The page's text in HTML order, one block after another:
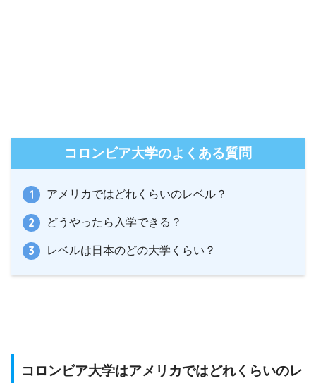
コロンビア大学のよくある質問
アメリカではどれくらいのレベル？
どうやったら入学できる？
レベルは日本のどの大学くらい？
コロンビア大学はアメリカではどれくらいのレ